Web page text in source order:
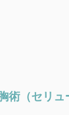
術（セリュ